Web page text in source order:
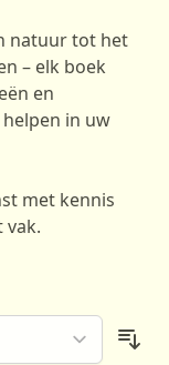
natuur tot het
– elk boek
en
in uw
met kennis
vak.